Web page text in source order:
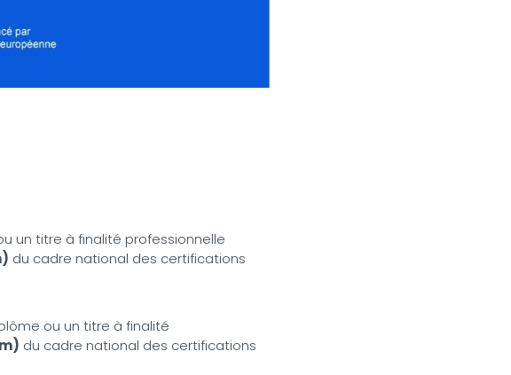
un titre à finalité professionnelle
du cadre national des certifications
ou un titre à finalité
du cadre national des certifications